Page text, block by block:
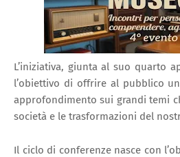
L’iniziativa, giunta al suo quarto
l’obiettivo di offrire al pubblico
approfondimento sui grandi temi
società e le trasformazioni del
Il ciclo di conferenze nasce con